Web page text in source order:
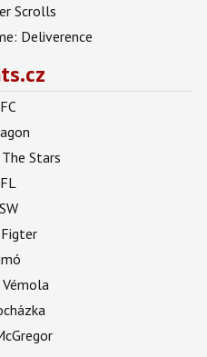
Scrolls
Deliverence
Stars